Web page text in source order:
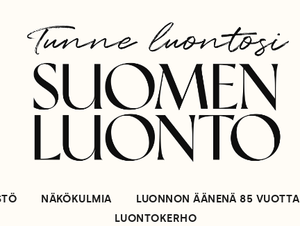
NÄKÖKULMIA LUONNON ÄÄNENÄ 85 VUOTTA
LUONTOKERHO